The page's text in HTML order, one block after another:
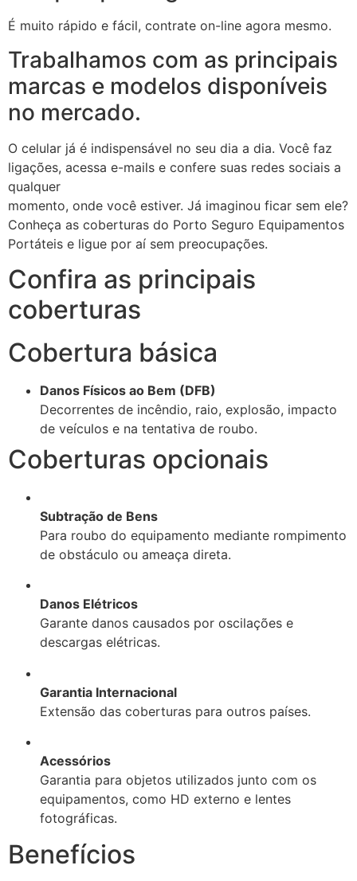
É muito rápido e fácil, contrate on-line agora mesmo.
Trabalhamos com as principais
marcas e modelos disponíveis
no mercado.
O celular já é indispensável no seu dia a dia. Você faz
ligações, acessa e-mails e confere suas redes sociais a
qualquer
momento, onde você estiver. Já imaginou ficar sem ele?
Conheça as coberturas do Porto Seguro Equipamentos
Portáteis e ligue por aí sem preocupações.
Confira as principais
coberturas
Cobertura básica
Danos Físicos ao Bem (DFB)
Decorrentes de incêndio, raio, explosão, impacto
de veículos e na tentativa de roubo.
Coberturas opcionais
Subtração de Bens
Para roubo do equipamento mediante rompimento
de obstáculo ou ameaça direta.
Danos Elétricos
Garante danos causados por oscilações e
descargas elétricas.
Garantia Internacional
Extensão das coberturas para outros países.
Acessórios
Garantia para objetos utilizados junto com os
equipamentos, como HD externo e lentes
fotográficas.
Benefícios